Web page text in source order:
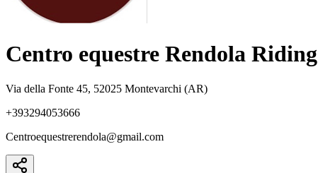
Centro equestre Rendola Riding
Via della Fonte 45, 52025 Montevarchi (AR)
+393294053666
Centroequestrerendola@gmail.com